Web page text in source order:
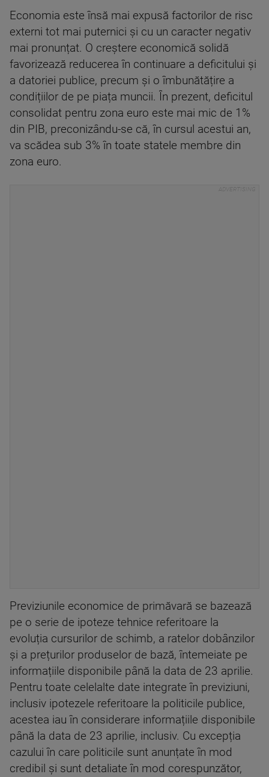
Economia este însă mai expusă factorilor de risc
externi tot mai puternici și cu un caracter negativ
mai pronunțat. O creștere economică solidă
favorizează reducerea în continuare a deficitului și
a datoriei publice, precum și o îmbunătățire a
condițiilor de pe piața muncii. În prezent, deficitul
consolidat pentru zona euro este mai mic de 1%
din PIB, preconizându-se că, în cursul acestui an,
va scădea sub 3% în toate statele membre din
zona euro.
Previziunile economice de primăvară se bazează
pe o serie de ipoteze tehnice referitoare la
evoluția cursurilor de schimb, a ratelor dobânzilor
și a prețurilor produselor de bază, întemeiate pe
informațiile disponibile până la data de 23 aprilie.
Pentru toate celelalte date integrate în previziuni,
inclusiv ipotezele referitoare la politicile publice,
acestea iau în considerare informațiile disponibile
până la data de 23 aprilie, inclusiv. Cu excepția
cazului în care politicile sunt anunțate în mod
credibil și sunt detaliate în mod corespunzător,